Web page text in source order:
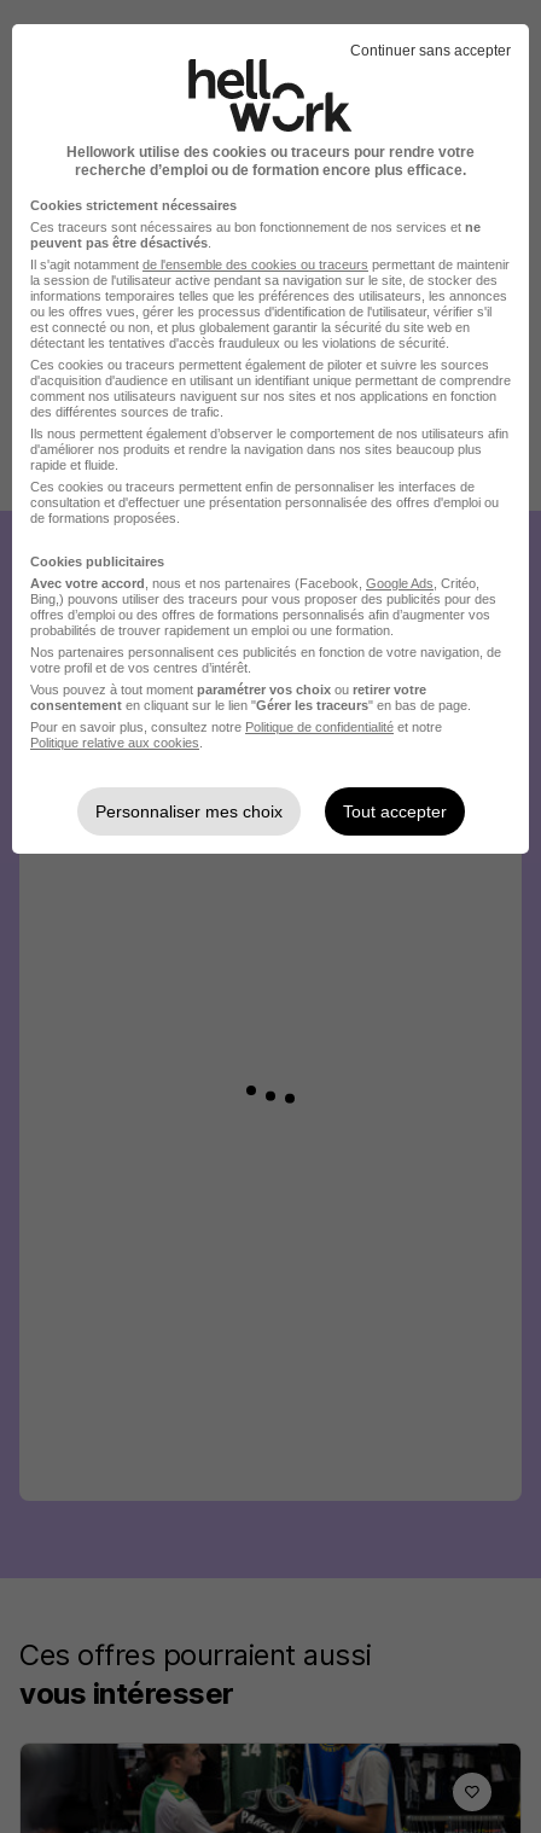
5 de plus
Publiée le 26/07/2026 - Réf : 4286569101
Créez votre compte
Hellowork et postulez
sur le site du recruteur !
Ces offres pourraient aussi
vous intéresser
Continuer sans accepter
Hellowork utilise des cookies ou traceurs pour rendre votre
recherche d’emploi ou de formation encore plus efficace.
Cookies strictement nécessaires
Ces traceurs sont nécessaires au bon fonctionnement de nos services et ne
peuvent pas être désactivés
Il s'agit notamment de l'ensemble des cookies ou traceurs permettant de maintenir
la session de l'utilisateur active pendant sa navigation sur le site, de stocker des
informations temporaires telles que les préférences des utilisateurs, les annonces
ou les offres vues, gérer les processus d'identification de l'utilisateur, vérifier s'il
est connecté ou non, et plus globalement garantir la sécurité du site web en
détectant les tentatives d'accès frauduleux ou les violations de sécurité.
Ces cookies ou traceurs permettent également de piloter et suivre les sources
d'acquisition d'audience en utilisant un identifiant unique permettant de comprendre
comment nos utilisateurs naviguent sur nos sites et nos applications en fonction
des différentes sources de trafic.
Ils nous permettent également d’observer le comportement de nos utilisateurs afin
d'améliorer nos produits et rendre la navigation dans nos sites beaucoup plus
rapide et fluide.
Ces cookies ou traceurs permettent enfin de personnaliser les interfaces de
consultation et d'effectuer une présentation personnalisée des offres d'emploi ou
de formations proposées.
Cookies publicitaires
Avec votre accord , nous et nos partenaires (Facebook, Google Ads , Critéo,
Bing,) pouvons utiliser des traceurs pour vous proposer des publicités pour des
offres d’emploi ou des offres de formations personnalisés afin d’augmenter vos
probabilités de trouver rapidement un emploi ou une formation.
Nos partenaires personnalisent ces publicités en fonction de votre navigation, de
votre profil et de vos centres d’intérêt.
Vous pouvez à tout moment paramétrer vos choix ou retirer votre
consentement en cliquant sur le lien "Gérer les traceurs" en bas de page.
Pour en savoir plus, consultez notre Politique de confidentialité et notre
Politique relative aux cookies
Personnaliser mes choix Tout accepter